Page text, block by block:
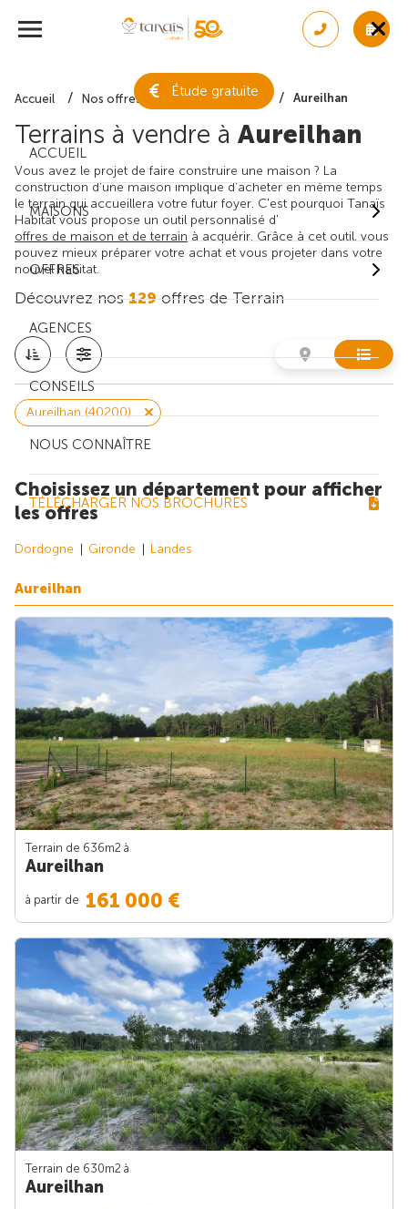
Étude gratuite
ACCUEIL
MAISONS
OFFRES
AGENCES
CONSEILS
NOUS CONNAÎTRE
TÉLÉCHARGER NOS BROCHURES
Accueil Nos offres de terrain Landes Aureilhan
Terrains à vendre à Aureilhan
Vous avez le projet de faire construire une maison ? La
construction d'une maison implique d'acheter en même temps
le terrain qui accueillera votre futur foyer. C'est pourquoi Tanaïs
Habitat vous propose un outil personnalisé d'
offres de maison et de terrain à acquérir. Grâce à cet outil, vous
pouvez mieux préparer votre achat et vous projeter dans votre
nouvel habitat.
Découvrez nos129offres de Terrain
Aureilhan (40200)
Choisissez un département pour afficher
les offres
Dordogne Gironde Landes
Aureilhan
Terrain de 636m2 à
Aureilhan
à partir de 161 000 €
Terrain de 630m2 à
Aureilhan